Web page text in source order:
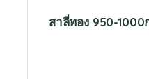
สาลี่ทอง 950-1000